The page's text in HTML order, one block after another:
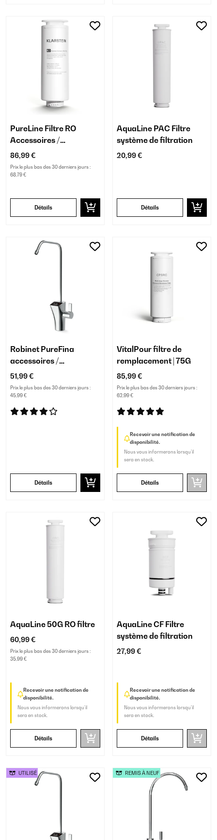
PureLine Filtre RO
Accessoires /
Remplacement
86,99 €
Prix le plus bas des 30 derniers jours :
68,79 €
Détails
AquaLine PAC Filtre
système de filtration
20,99 €
Détails
Robinet PureFina
accessoires /
remplacement
51,99 €
Prix le plus bas des 30 derniers jours :
45,99 €
Détails
VitalPour filtre de
remplacement | 75G
85,99 €
Prix le plus bas des 30 derniers jours :
62,99 €
Recevoir une notification de
disponibilité.
Nous vous informerons lorsqu’il
sera en stock.
Détails
AquaLine 50G RO filtre
60,99 €
Prix le plus bas des 30 derniers jours :
35,99 €
Recevoir une notification de
disponibilité.
Nous vous informerons lorsqu’il
sera en stock.
Détails
AquaLine CF Filtre
système de filtration
27,99 €
Recevoir une notification de
disponibilité.
Nous vous informerons lorsqu’il
sera en stock.
Détails
UTILISÉ REMIS À NEUF